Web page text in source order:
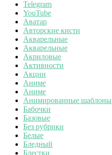
Telegram
YouTube
Аватар
Авторские кисти
Акварельные
Акварельные
Акриловые
Активности
Акции
Аниме
Аниме
Анимированные шаблоны
Бабочки
Базовые
Без рубрики
Белые
Бледный
Блестки